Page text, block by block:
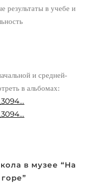
результаты в учебе и
и средней-
в альбомах:
в музее “На